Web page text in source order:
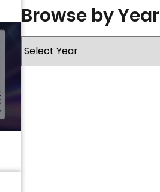
Browse by Year